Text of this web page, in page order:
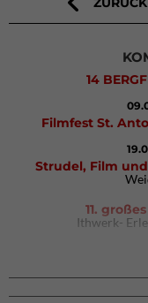
14
Filmfest St.
Strudel, Film
11.
Ithwerk-
DAV Kletter- &